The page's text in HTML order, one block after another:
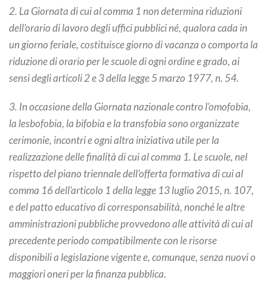
2. La Giornata di cui al comma 1 non determina riduzioni
dell’orario di lavoro degli uffici pubblici né, qualora cada in
un giorno feriale, costituisce giorno di vacanza o comporta la
riduzione di orario per le scuole di ogni ordine e grado, ai
sensi degli articoli 2 e 3 della legge 5 marzo 1977, n. 54.
3. In occasione della Giornata nazionale contro l’omofobia,
la lesbofobia, la bifobia e la transfobia sono organizzate
cerimonie, incontri e ogni altra iniziativa utile per la
realizzazione delle finalità di cui al comma 1. Le scuole, nel
rispetto del piano triennale dell’offerta formativa di cui al
comma 16 dell’articolo 1 della legge 13 luglio 2015, n. 107,
e del patto educativo di corresponsabilità, nonché le altre
amministrazioni pubbliche provvedono alle attività di cui al
precedente periodo compatibilmente con le risorse
disponibili a legislazione vigente e, comunque, senza nuovi o
maggiori oneri per la finanza pubblica.